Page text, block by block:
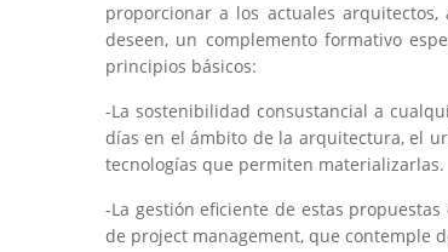
proporcionar a los actuales
deseen, un complemento formativo
principios básicos:
-La sostenibilidad consustancial a
días en el ámbito de la arquitectura, el
tecnologías que permiten materializarlas.
-La gestión eficiente de estas
de project management, que contemple